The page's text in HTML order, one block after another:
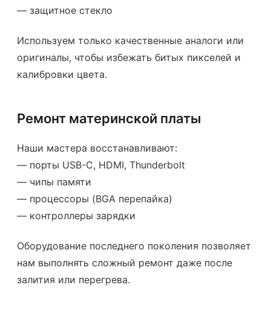
— защитное стекло
Используем только качественные аналоги или
оригиналы, чтобы избежать битых пикселей и
калибровки цвета.
Ремонт материнской платы
Наши мастера восстанавливают:
— порты USB-C, HDMI, Thunderbolt
— чипы памяти
— процессоры (BGA перепайка)
— контроллеры зарядки
Оборудование последнего поколения позволяет
нам выполнять сложный ремонт даже после
залития или перегрева.